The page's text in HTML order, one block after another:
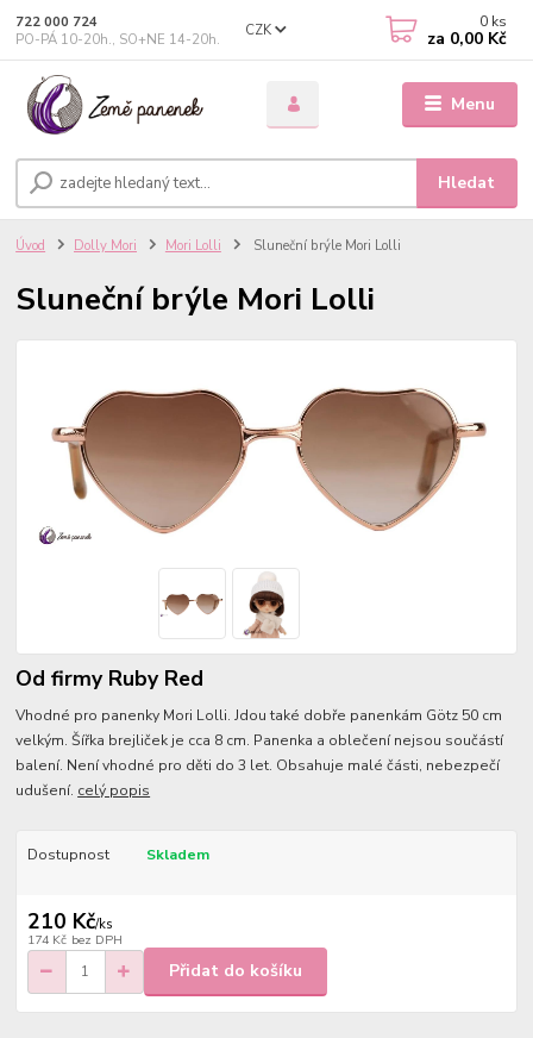
Menu
CZK
Hledat
722 000 724
PO-PÁ 10-20h., SO+NE 14-20h.
0 ks
za 0,00 Kč
Úvod Dolly Mori Mori Lolli Sluneční brýle Mori Lolli
Sluneční brýle Mori Lolli
Od firmy Ruby Red
Vhodné pro panenky Mori Lolli. Jdou také dobře panenkám Götz 50 cm
velkým. Šířka brejliček je cca 8 cm. Panenka a oblečení nejsou součástí
balení. Není vhodné pro děti do 3 let. Obsahuje malé části, nebezpečí
udušení. celý popis
Dostupnost Skladem
210 Kč/ks
174 Kč bez DPH
Přidat do košíku